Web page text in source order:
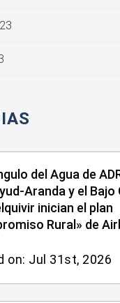
del Agua de
Aranda y el Bajo
inician el plan
Rural» de
on: Jul 31st, 2026